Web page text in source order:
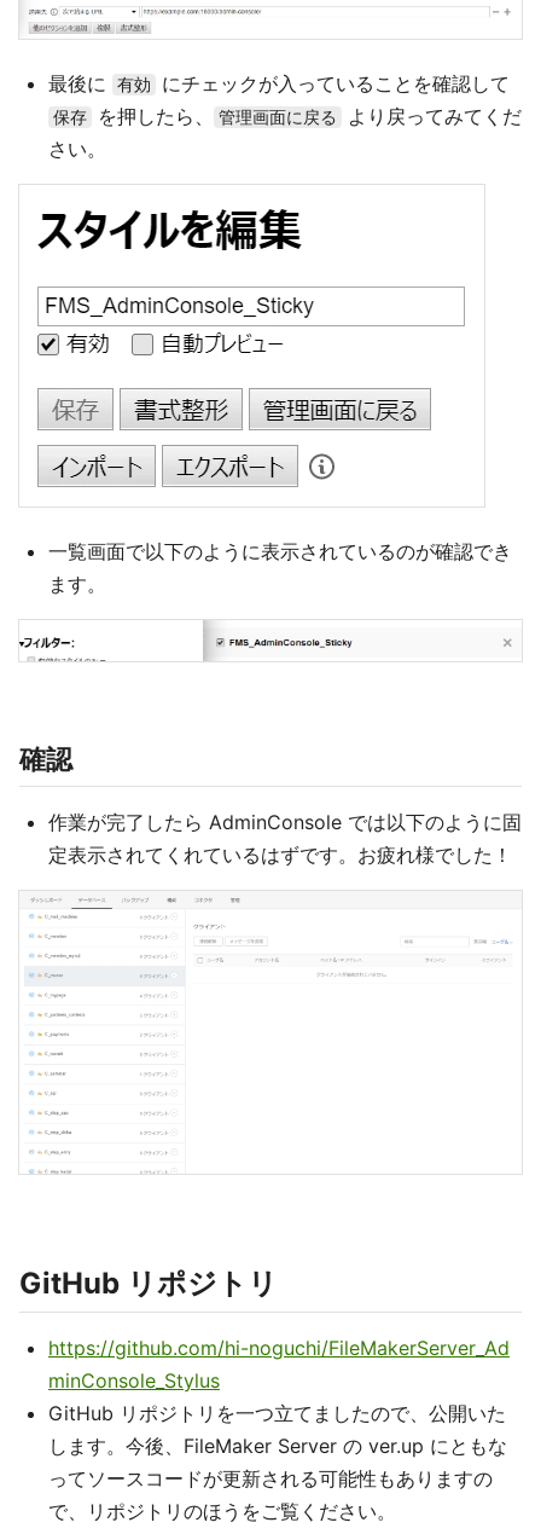
最後に 有効 にチェックが入っていることを確認して
保存 を押したら、 管理画面に戻る
より戻ってみてくだ
さい。
一覧画面で以下のように表示されているのが確認でき
ます。
確認
作業が完了したら AdminConsole では以下のように固
定表示されてくれているはずです。お疲れ様でした！
GitHub リポジトリ
https://github.com/hi-noguchi/FileMakerServer_Ad
minConsole_Stylus
GitHub リポジトリを一つ立てましたので、公開いた
します。今後、FileMaker Server の ver.up にともな
ってソースコードが更新される可能性もありますの
で、リポジトリのほうをご覧ください。